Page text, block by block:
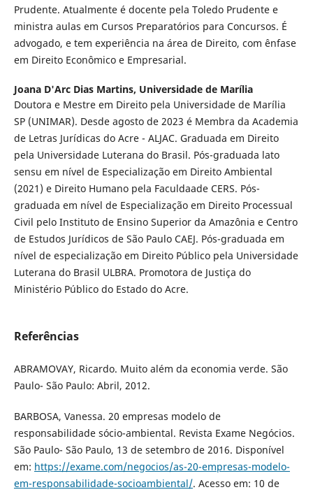
Prudente. Atualmente é docente pela Toledo Prudente e
ministra aulas em Cursos Preparatórios para Concursos. É
advogado, e tem experiência na área de Direito, com ênfase
em Direito Econômico e Empresarial.
Joana D'Arc Dias Martins, Universidade de Marília
Doutora e Mestre em Direito pela Universidade de Marília
SP (UNIMAR). Desde agosto de 2023 é Membra da Academia
de Letras Jurídicas do Acre - ALJAC. Graduada em Direito
pela Universidade Luterana do Brasil. Pós-graduada lato
sensu em nível de Especialização em Direito Ambiental
(2021) e Direito Humano pela Faculdaade CERS. Pós-
graduada em nível de Especialização em Direito Processual
Civil pelo Instituto de Ensino Superior da Amazônia e Centro
de Estudos Jurídicos de São Paulo CAEJ. Pós-graduada em
nível de especialização em Direito Público pela Universidade
Luterana do Brasil ULBRA. Promotora de Justiça do
Ministério Público do Estado do Acre.
Referências
ABRAMOVAY, Ricardo. Muito além da economia verde. São
Paulo- São Paulo: Abril, 2012.
BARBOSA, Vanessa. 20 empresas modelo de
responsabilidade sócio-ambiental. Revista Exame Negócios.
São Paulo- São Paulo, 13 de setembro de 2016. Disponível
em: https://exame.com/negocios/as-20-empresas-modelo-
em-responsabilidade-socioambiental/. Acesso em: 10 de